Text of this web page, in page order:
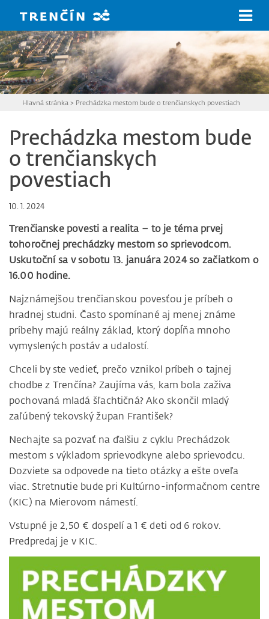
Hlavná stránka > Prechádzka mestom bude o trenčianskych povestiach
Prechádzka mestom bude
o trenčianskych
povestiach
10. 1. 2024
Trenčianske povesti a realita – to je téma prvej
tohoročnej prechádzky mestom so sprievodcom.
Uskutoční sa v sobotu 13. januára 2024 so začiatkom o
16.00 hodine.
Najznámejšou trenčianskou povesťou je príbeh o
hradnej studni. Často spomínané aj menej známe
príbehy majú reálny základ, ktorý dopĺňa mnoho
vymyslených postáv a udalostí.
Chceli by ste vedieť, prečo vznikol príbeh o tajnej
chodbe z Trenčína? Zaujíma vás, kam bola zaživa
pochovaná mladá šľachtičná? Ako skončil mladý
zaľúbený tekovský župan František?
Nechajte sa pozvať na ďalšiu z cyklu Prechádzok
mestom s výkladom sprievodkyne alebo sprievodcu.
Dozviete sa odpovede na tieto otázky a ešte oveľa
viac. Stretnutie bude pri Kultúrno-informačnom centre
(KIC) na Mierovom námestí.
Vstupné je 2,50 € dospelí a 1 € deti od 6 rokov.
Predpredaj je v KIC.